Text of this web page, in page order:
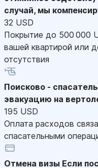
случай, мы
32 USD
Покрытие до 500 000
вашей квартирой или
отсутствия
Поисково -
эвакуацию на
195 USD
Оплата расходов
спасательными
Отмена визы Если